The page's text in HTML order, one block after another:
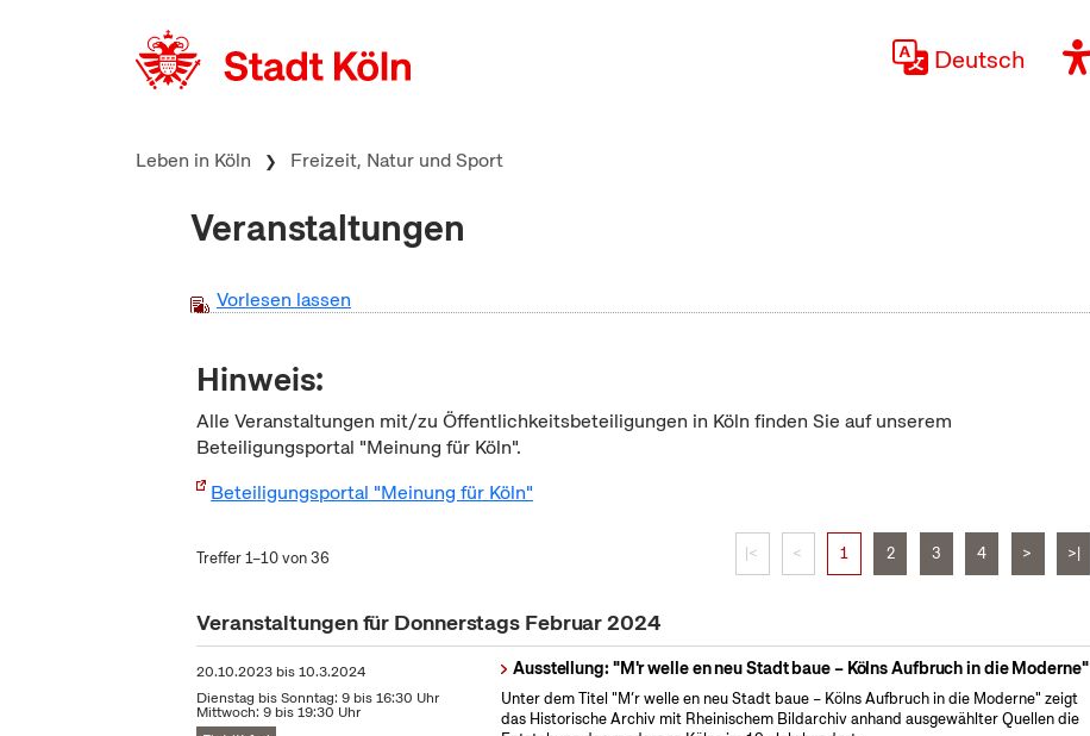
Deutsch
Leben in Köln Freizeit, Natur und Sport
Veranstaltungen
Vorlesen lassen
Hinweis:
Alle Veranstaltungen mit/zu Öffentlichkeitsbeteiligungen in Köln finden Sie auf unserem
Beteiligungsportal "Meinung für Köln".
Beteiligungsportal "Meinung für Köln"
Treffer 1–10 von 36 |< < 1 2 3 4 > >|
Veranstaltungen für Donnerstags Februar 2024
20.10.2023 bis10.3.2024
Dienstag bis Sonntag: 9 bis 16:30 Uhr
Mittwoch: 9 bis 19:30 Uhr
Ausstellung: "M'r welle en neu Stadt baue – Kölns Aufbruch in die Moderne"
Unter dem Titel "M’r welle en neu Stadt baue – Kölns Aufbruch in die Moderne" zeigt
das Historische Archiv mit Rheinischem Bildarchiv anhand ausgewählter Quellen die